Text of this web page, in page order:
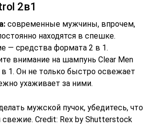
2в1
современные мужчины, впрочем,
находятся в спешке.
— средства формата 2 в 1.
внимание на шампунь Clear Men
1. Он не только быстро освежает
ухаживает за ними.
мужской пучок, убедитесь, что
Credit: Rex by Shutterstock